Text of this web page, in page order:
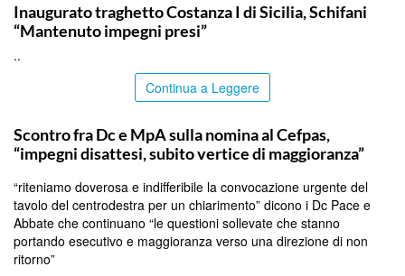
Inaugurato traghetto Costanza I di Sicilia, Schifani
“Mantenuto impegni presi”
..
Continua a Leggere
Scontro fra Dc e MpA sulla nomina al Cefpas,
“impegni disattesi, subito vertice di maggioranza”
“riteniamo doverosa e indifferibile la convocazione urgente del
tavolo del centrodestra per un chiarimento” dicono i Dc Pace e
Abbate che continuano “le questioni sollevate che stanno
portando esecutivo e maggioranza verso una direzione di non
ritorno”